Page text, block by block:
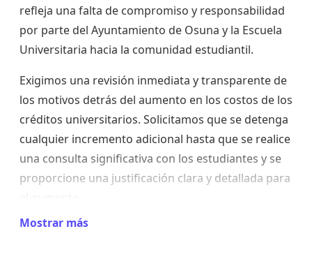
refleja una falta de compromiso y responsabilidad
por parte del Ayuntamiento de Osuna y la Escuela
Universitaria hacia la comunidad estudiantil.
Exigimos una revisión inmediata y transparente de
los motivos detrás del aumento en los costos de los
créditos universitarios. Solicitamos que se detenga
cualquier incremento adicional hasta que se realice
una consulta significativa con los estudiantes y se
proporcione una justificación clara y detallada para
La falta de comunicación y consulta con los
Mostrar más